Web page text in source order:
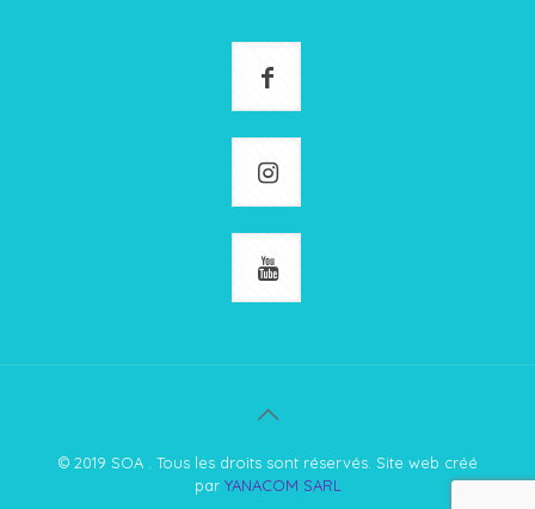
© 2019 SOA . Tous les droits sont réservés. Site web créé
par YANACOM SARL